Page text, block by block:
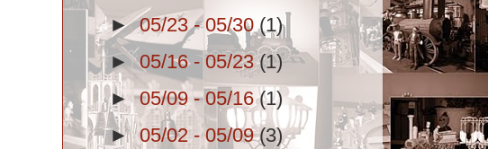
►05/23 - 05/30(1)
►05/16 - 05/23(1)
►05/09 - 05/16(1)
►05/02 - 05/09(3)